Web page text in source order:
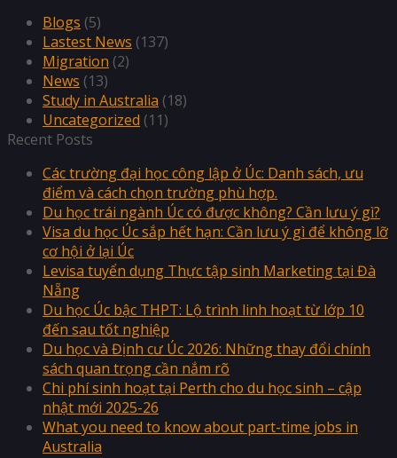
Blogs (5)
Lastest News (137)
Migration (2)
News (13)
Study in Australia (18)
Uncategorized (11)
Recent Posts
Các trường đại học công lập ở Úc: Danh sách, ưu
điểm và cách chọn trường phù hợp.
Du học trái ngành Úc có được không? Cần lưu ý gì?
Visa du học Úc sắp hết hạn: Cần lưu ý gì để không lỡ
cơ hội ở lại Úc
Levisa tuyển dụng Thực tập sinh Marketing tại Đà
Nẵng
Du học Úc bậc THPT: Lộ trình linh hoạt từ lớp 10
đến sau tốt nghiệp
Du học và Định cư Úc 2026: Những thay đổi chính
sách quan trọng cần nắm rõ
Chi phí sinh hoạt tại Perth cho du học sinh – cập
nhật mới 2025-26
What you need to know about part-time jobs in
Australia